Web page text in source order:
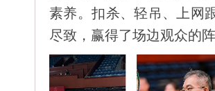
素养。扣杀、轻吊、上网
尽致，赢得了场边观众的阵